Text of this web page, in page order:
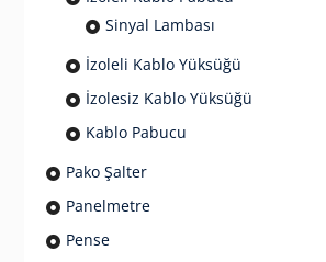
Sinyal Lambası
İzoleli Kablo Yüksüğü
İzolesiz Kablo Yüksüğü
Kablo Pabucu
Pako Şalter
Panelmetre
Pense